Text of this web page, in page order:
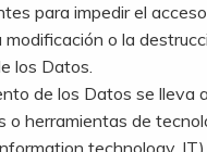
para impedir el
modificación o la
los Datos.
de los Datos se lleva
o herramientas de
technology,